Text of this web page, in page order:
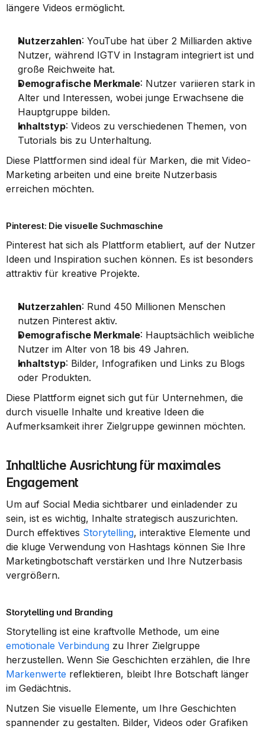
längere Videos ermöglicht.
Nutzerzahlen: YouTube hat über 2 Milliarden aktive
Nutzer, während IGTV in Instagram integriert ist und
große Reichweite hat.
Demografische Merkmale: Nutzer variieren stark in
Alter und Interessen, wobei junge Erwachsene die
Hauptgruppe bilden.
Inhaltstyp: Videos zu verschiedenen Themen, von
Tutorials bis zu Unterhaltung.
Diese Plattformen sind ideal für Marken, die mit Video-
Marketing arbeiten und eine breite Nutzerbasis
erreichen möchten.
Pinterest: Die visuelle Suchmaschine
Pinterest hat sich als Plattform etabliert, auf der Nutzer
Ideen und Inspiration suchen können. Es ist besonders
attraktiv für kreative Projekte.
Nutzerzahlen: Rund 450 Millionen Menschen
nutzen Pinterest aktiv.
Demografische Merkmale: Hauptsächlich weibliche
Nutzer im Alter von 18 bis 49 Jahren.
Inhaltstyp: Bilder, Infografiken und Links zu Blogs
oder Produkten.
Diese Plattform eignet sich gut für Unternehmen, die
durch visuelle Inhalte und kreative Ideen die
Aufmerksamkeit ihrer Zielgruppe gewinnen möchten.
Inhaltliche Ausrichtung für maximales
Engagement
Um auf Social Media sichtbarer und einladender zu
sein, ist es wichtig, Inhalte strategisch auszurichten.
Durch effektives Storytelling, interaktive Elemente und
die kluge Verwendung von Hashtags können Sie Ihre
Marketingbotschaft verstärken und Ihre Nutzerbasis
vergrößern.
Storytelling und Branding
emotionale Verbindung zu Ihrer Zielgruppe
Markenwerte reflektieren, bleibt Ihre Botschaft länger
im Gedächtnis.
Nutzen Sie visuelle Elemente, um Ihre Geschichten
spannender zu gestalten. Bilder, Videos oder Grafiken